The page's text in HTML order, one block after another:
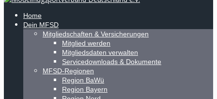
Home
Dein MFSD
Mitgliedschaften & Versicherungen
Mitglied werden
Mitgliedsdaten verwalten
Servicedownloads & Dokumente
MFSD-Regionen
Region BaWü
Region Bayern